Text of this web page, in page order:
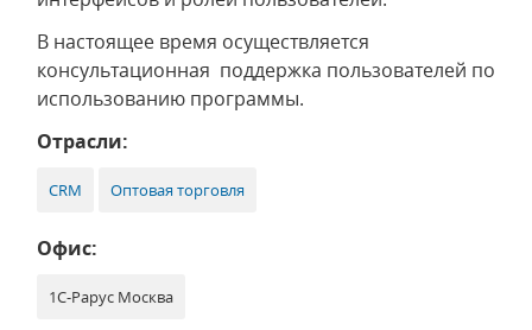
В настоящее время осуществляется
консультационная поддержка пользователей по
использованию программы.
Отрасли:
CRM Оптовая торговля
Офис:
1С-Рарус Москва